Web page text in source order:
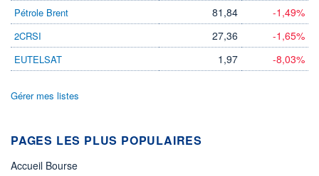
Pétrole Brent 81,84 -1,49%
2CRSI 27,36 -1,65%
EUTELSAT 1,97 -8,03%
Gérer mes listes
PAGES LES PLUS POPULAIRES
Accueil Bourse